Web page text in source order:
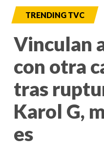
TRENDING TVC
Vinculan
con otra
tras
Karol G,
es